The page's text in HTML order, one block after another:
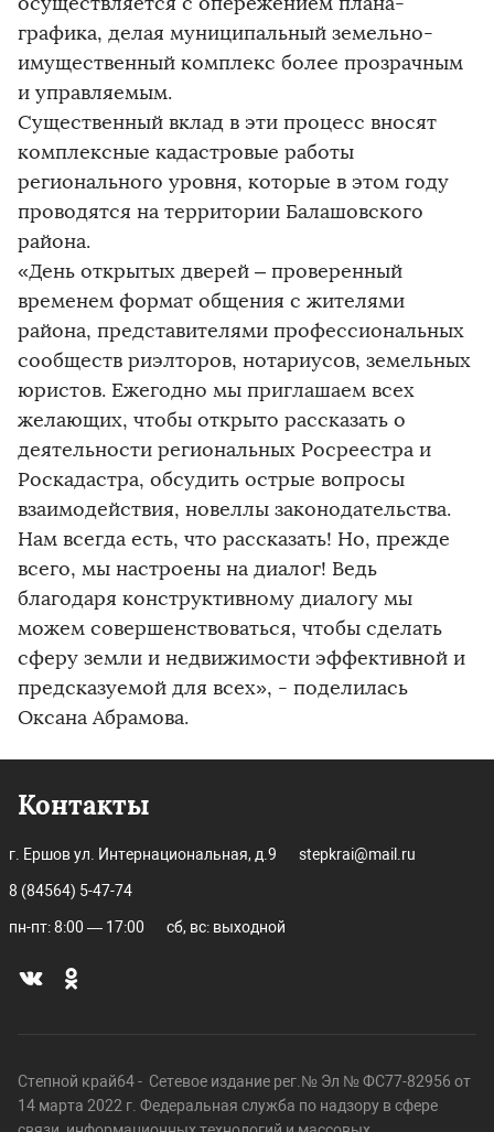
графика, делая муниципальный земельно-
имущественный комплекс более прозрачным
и управляемым.
Существенный вклад в эти процесс вносят
комплексные кадастровые работы
регионального уровня, которые в этом году
проводятся на территории Балашовского
района.
«День открытых дверей – проверенный
временем формат общения с жителями
района, представителями профессиональных
сообществ риэлторов, нотариусов, земельных
юристов. Ежегодно мы приглашаем всех
желающих, чтобы открыто рассказать о
деятельности региональных Росреестра и
Роскадастра, обсудить острые вопросы
взаимодействия, новеллы законодательства.
Нам всегда есть, что рассказать! Но, прежде
всего, мы настроены на диалог! Ведь
благодаря конструктивному диалогу мы
можем совершенствоваться, чтобы сделать
сферу земли и недвижимости эффективной и
предсказуемой для всех», - поделилась
Оксана Абрамова.
Контакты
г. Ершов ул. Интернациональная, д.9 stepkrai@mail.ru
8 (84564) 5-47-74
пн-пт: 8:00 — 17:00 сб, вс: выходной
Степной край64 - Сетевое издание рег.№ Эл № ФС77-82956 от
14 марта 2022 г. Федеральная служба по надзору в сфере